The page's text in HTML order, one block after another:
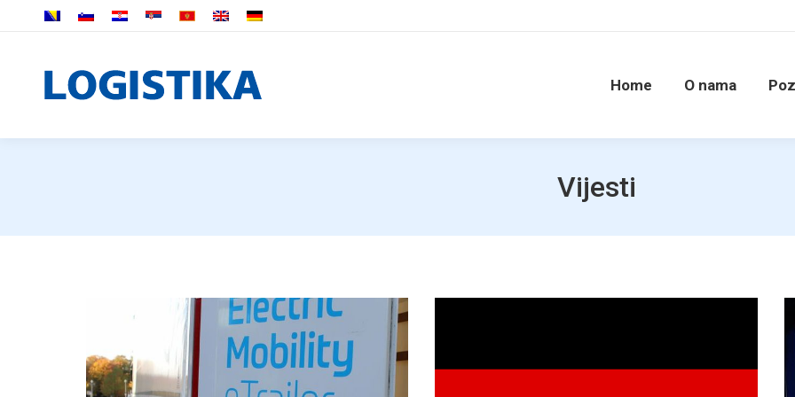
Home O nama
Vijesti